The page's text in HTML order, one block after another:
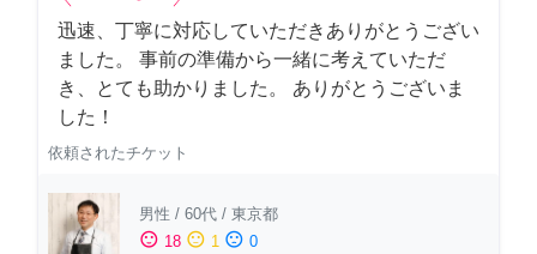
迅速、丁寧に対応していただきありがとうござい
ました。 事前の準備から一緒に考えていただ
き、とても助かりました。 ありがとうございま
した！
依頼されたチケット
男性 / 60代 / 東京都
sentiment_satisfied 18 sentiment_neutral 1 sentiment_dissatisfied 0